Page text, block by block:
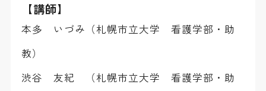
【講師】
本多 いづみ（札幌市立大学 看護学部・助
教）
渋谷 友紀 （札幌市立大学 看護学部・助